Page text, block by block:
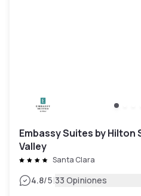
Embassy Suites by Hilton
Valley
Santa Clara
4.8/5|33 Opiniones